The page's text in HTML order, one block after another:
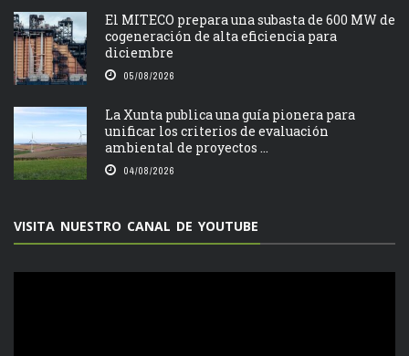
El MITECO prepara una subasta de 600 MW de
cogeneración de alta eficiencia para
diciembre
05/08/2026
La Xunta publica una guía pionera para
unificar los criterios de evaluación
ambiental de proyectos ...
04/08/2026
VISITA NUESTRO CANAL DE YOUTUBE